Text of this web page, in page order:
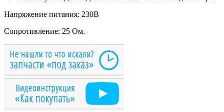
Напряжение питания: 230В
Сопротивление: 25 Ом.